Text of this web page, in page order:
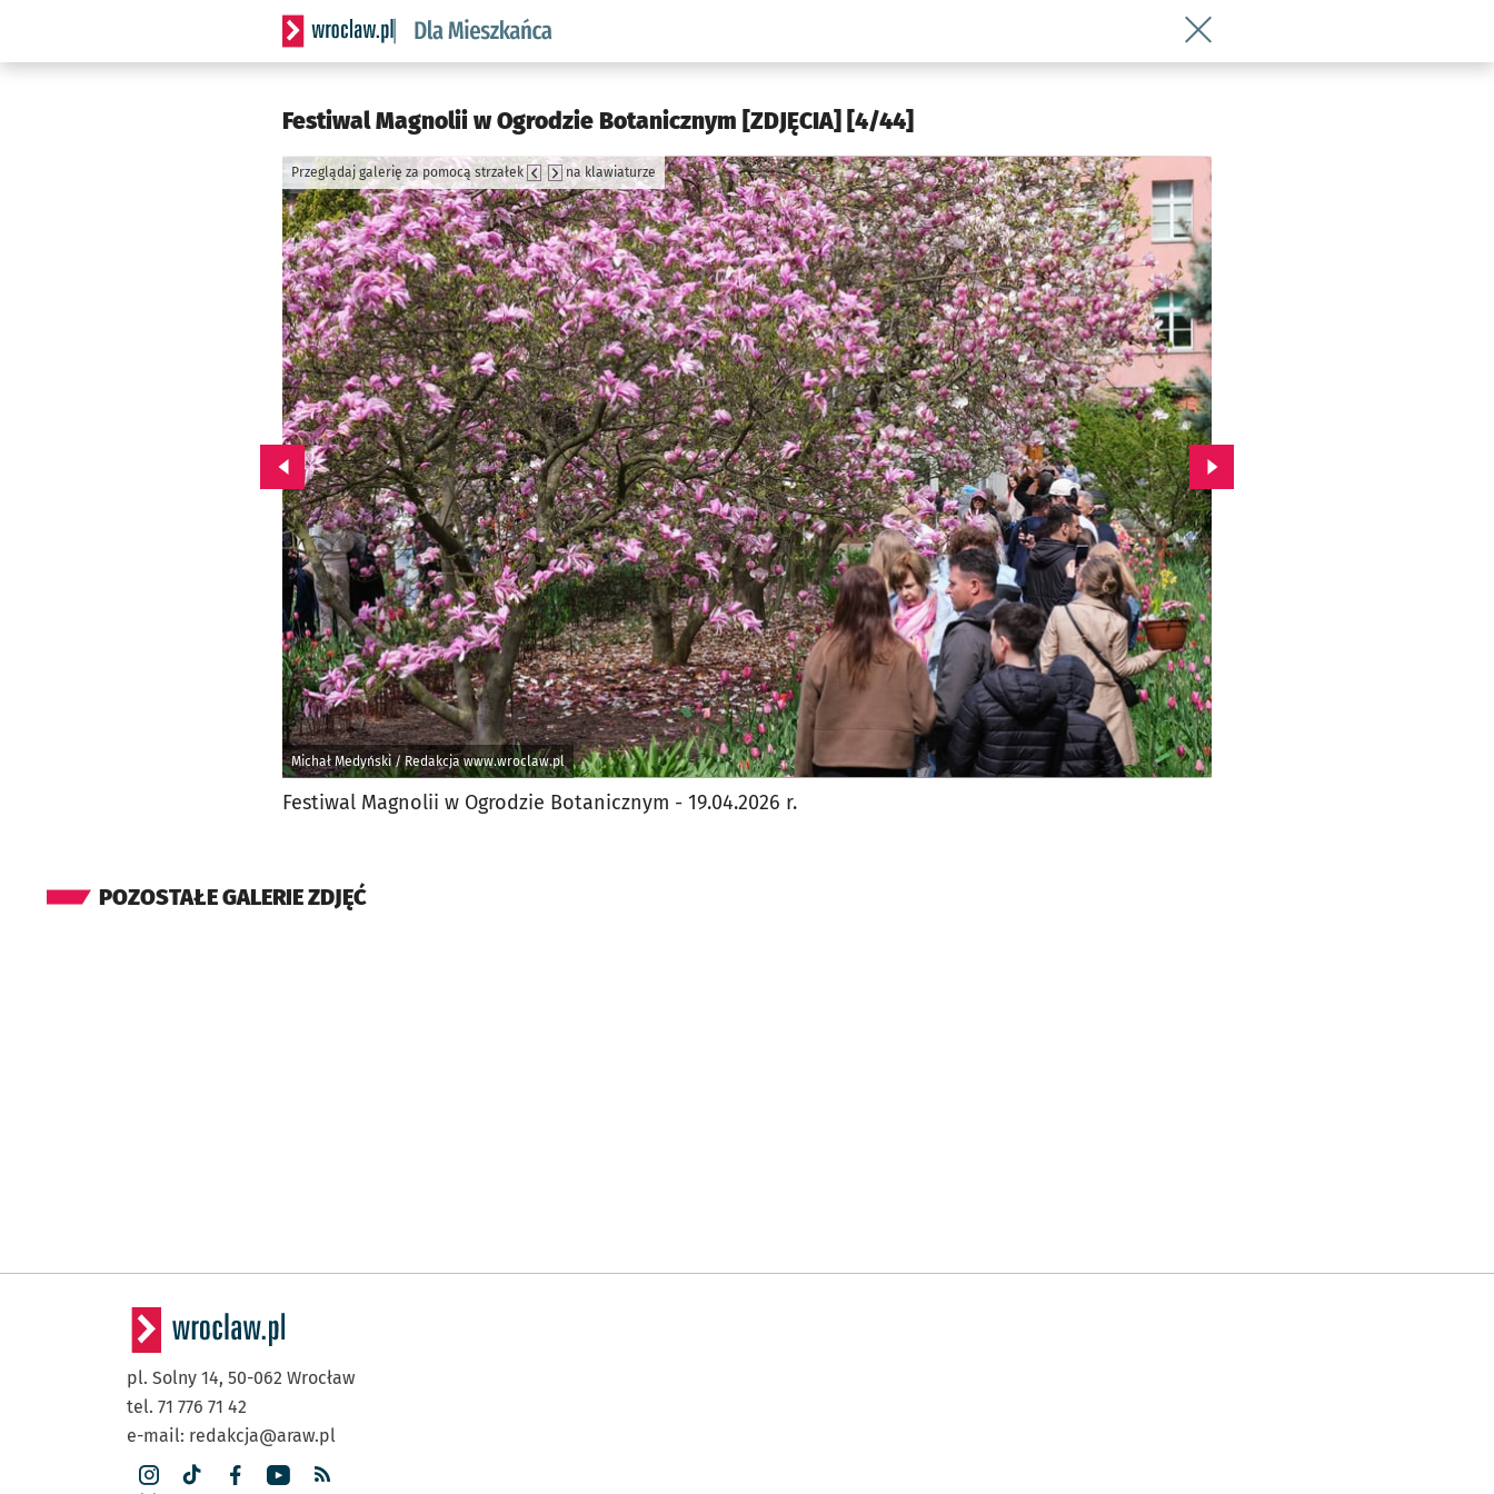
Serwis informacyjny wroclaw.pl podserwis: Dla mieszkańca
Wróć do artykułu Festiwal Magnolii w
Festiwal Magnolii w Ogrodzie Botanicznym [ZDJĘCIA] [4/44]
Michał Medyński / Redakcja www.wroclaw.pl
Przeglądaj galerię za pomocą strzałek na klawiaturze
Przejdź do poprzedniego zdjęcia. Przejdź do kolejnego zdjęcia.
Festiwal Magnolii w Ogrodzie Botanicznym - 19.04.2026 r.
POZOSTAŁE GALERIE ZDJĘĆ
pl. Solny 14, 50-062 Wrocław
tel. 71 776 71 42
e-mail: redakcja@araw.pl